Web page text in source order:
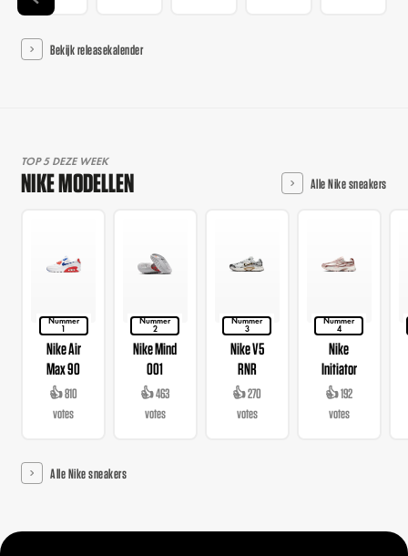
Bekijk releasekalender
TOP 5 DEZE WEEK
NIKE MODELLEN Alle Nike sneakers
Nummer
1
Nike Air
Max 90
👍 810
votes
Nummer
2
Nike Mind
001
👍 463
votes
Nummer
3
Nike V5
RNR
👍 270
votes
Nummer
4
Nike
Initiator
👍 192
votes
Alle Nike sneakers